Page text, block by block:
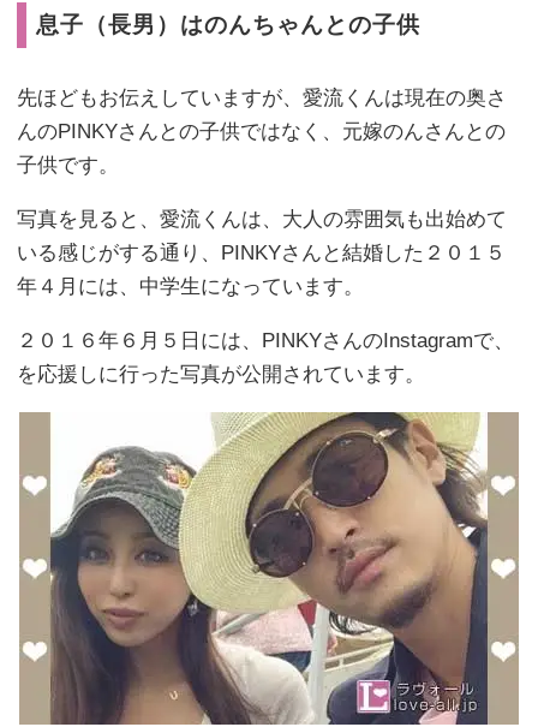
息子（長男）はのんちゃんとの子供
先ほどもお伝えしていますが、愛流くんは現在の奥さ
んのPINKYさんとの子供ではなく、元嫁のんさんとの
子供です。
写真を見ると、愛流くんは、大人の雰囲気も出始めて
いる感じがする通り、PINKYさんと結婚した２０１５
年４月には、中学生になっています。
２０１６年６月５日には、PINKYさんのInstagramで、
を応援しに行った写真が公開されています。